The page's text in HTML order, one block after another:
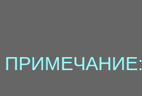
ПРИМЕЧАНИЕ: